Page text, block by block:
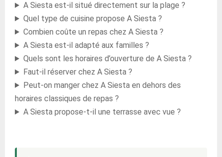
A Siesta est-il situé directement sur la plage ?
Quel type de cuisine propose A Siesta ?
Combien coûte un repas chez A Siesta ?
A Siesta est-il adapté aux familles ?
Quels sont les horaires d’ouverture de A Siesta ?
Faut-il réserver chez A Siesta ?
Peut-on manger chez A Siesta en dehors des
horaires classiques de repas ?
A Siesta propose-t-il une terrasse avec vue ?